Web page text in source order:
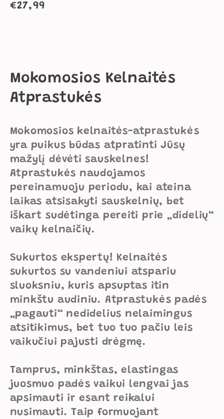
Įprasta
€27,99
K
o
e
k
c
i
j
a
:
Mokomosios Kelnaitės
Atprastukės
Mokomosios kelnaitės-atprastukės
yra puikus būdas atpratinti Jūsų
mažylį dėvėti sauskelnes!
Atprastukės naudojamos
pereinamuoju periodu, kai ateina
laikas atsisakyti sauskelnių, bet
iškart sudėtinga pereiti prie „didelių“
vaikų kelnaičių.
Sukurtos ekspertų! Kelnaitės
sukurtos su vandeniui atspariu
sluoksniu, kuris apsuptas itin
minkštu audiniu. Atprastukės padės
„pagauti“ nedidelius nelaimingus
atsitikimus, bet tuo tuo pačiu leis
vaikučiui pajusti drėgmę.
Tamprus, minkštas, elastingas
juosmuo padės vaikui lengvai jas
apsimauti ir esant reikalui
nusimauti. Taip formuojant